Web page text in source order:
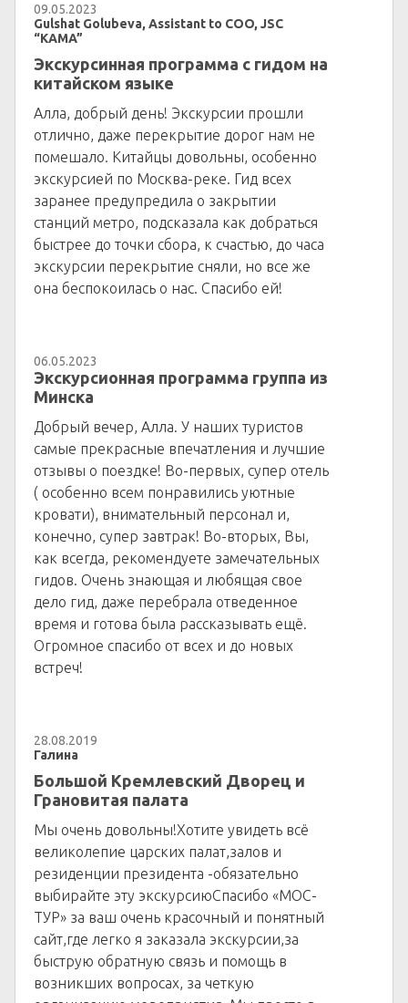
09.05.2023
Gulshat Golubeva, Assistant to COO, JSC
“KAMA”
Экскурсинная программа с гидом на
китайском языке
Алла, добрый день! Экскурсии прошли
отлично, даже перекрытие дорог нам не
помешало. Китайцы довольны, особенно
экскурсией по Москва-реке. Гид всех
заранее предупредила о закрытии
станций метро, подсказала как добраться
быстрее до точки сбора, к счастью, до часа
экскурсии перекрытие сняли, но все же
она беспокоилась о нас. Спасибо ей!
06.05.2023
Экскурсионная программа группа из
Минска
Добрый вечер, Алла. У наших туристов
самые прекрасные впечатления и лучшие
отзывы о поездке! Во-первых, супер отель
( особенно всем понравились уютные
кровати), внимательный персонал и,
конечно, супер завтрак! Во-вторых, Вы,
как всегда, рекомендуете замечательных
гидов. Очень знающая и любящая свое
дело гид, даже перебрала отведенное
время и готова была рассказывать ещё.
Огромное спасибо от всех и до новых
встреч!
28.08.2019
Галина
Большой Кремлевский Дворец и
Грановитая палата
Мы очень довольны!Хотите увидеть всё
великолепие царских палат,залов и
резиденции президента -обязательно
выбирайте эту экскурсиюСпасибо «МОС-
ТУР» за ваш очень красочный и понятный
сайт,где легко я заказала экскурсии,за
быструю обратную связь и помощь в
возникших вопросах, за четкую